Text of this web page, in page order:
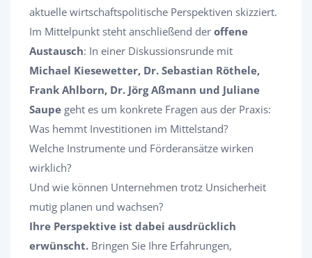
aktuelle wirtschaftspolitische Perspektiven skizziert.
Im Mittelpunkt steht anschließend der offene
Austausch: In einer Diskussionsrunde mit
Michael Kiesewetter, Dr. Sebastian Röthele,
Frank Ahlborn, Dr. Jörg Aßmann und Juliane
Saupe geht es um konkrete Fragen aus der Praxis:
Was hemmt Investitionen im Mittelstand?
Welche Instrumente und Förderansätze wirken
wirklich?
Und wie können Unternehmen trotz Unsicherheit
mutig planen und wachsen?
Ihre Perspektive ist dabei ausdrücklich
erwünscht. Bringen Sie Ihre Erfahrungen,